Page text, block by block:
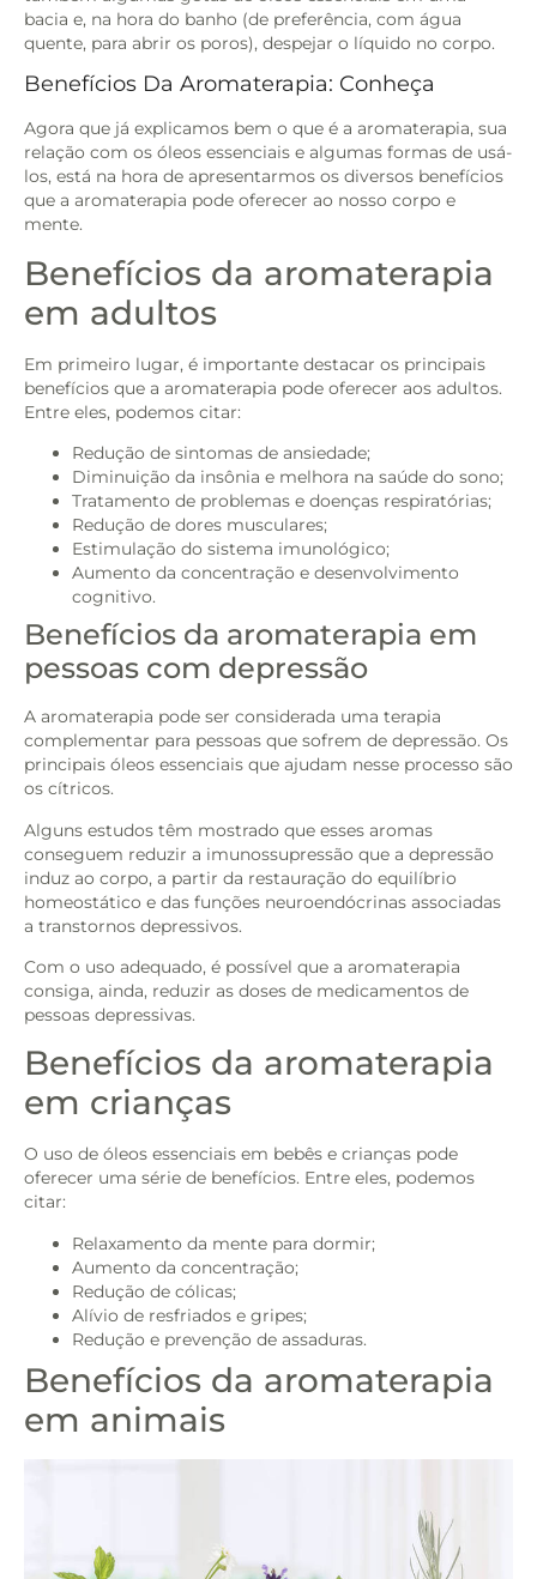
bacia e, na hora do banho (de preferência, com água
quente, para abrir os poros), despejar o líquido no corpo.
Benefícios Da Aromaterapia: Conheça
Agora que já explicamos bem o que é a aromaterapia, sua
relação com os óleos essenciais e algumas formas de usá-
los, está na hora de apresentarmos os diversos benefícios
que a aromaterapia pode oferecer ao nosso corpo e
mente.
Benefícios da aromaterapia
em adultos
Em primeiro lugar, é importante destacar os principais
benefícios que a aromaterapia pode oferecer aos adultos.
Entre eles, podemos citar:
Redução de sintomas de ansiedade;
Diminuição da insônia e melhora na saúde do sono;
Tratamento de problemas e doenças respiratórias;
Redução de dores musculares;
Estimulação do sistema imunológico;
Aumento da concentração e desenvolvimento
cognitivo.
Benefícios da aromaterapia em
pessoas com depressão
A aromaterapia pode ser considerada uma terapia
complementar para pessoas que sofrem de depressão. Os
principais óleos essenciais que ajudam nesse processo são
os cítricos.
Alguns estudos têm mostrado que esses aromas
conseguem reduzir a imunossupressão que a depressão
induz ao corpo, a partir da restauração do equilíbrio
homeostático e das funções neuroendócrinas associadas
a transtornos depressivos.
Com o uso adequado, é possível que a aromaterapia
consiga, ainda, reduzir as doses de medicamentos de
pessoas depressivas.
Benefícios da aromaterapia
em crianças
O uso de óleos essenciais em bebês e crianças pode
oferecer uma série de benefícios. Entre eles, podemos
citar:
Relaxamento da mente para dormir;
Aumento da concentração;
Redução de cólicas;
Alívio de resfriados e gripes;
Redução e prevenção de assaduras.
Benefícios da aromaterapia
em animais